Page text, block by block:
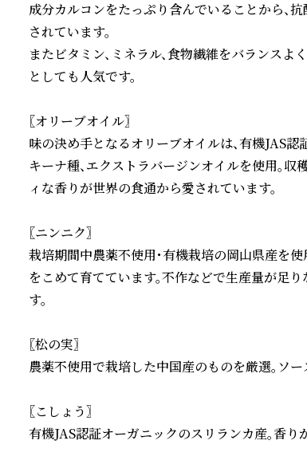
成分カルコンをたっぷり含んでいることから、
されています。
またビタミン、ミネラル、食物繊維をバランス
としても人気です。
〖オリーブオイル〗
味の決め手となるオリーブオイルは、有機JAS
キーナ種、エクストラバージンオイルを使用。
ィな香りが世界の食通から愛されています。
〖ニンニク〗
栽培期間中農薬不使用・有機栽培の岡山県産を
をこめて育てています。不作などで生産量が足
す。
〖松の実〗
農薬不使用で栽培した中国産のものを厳選。ソ
〖こしょう〗
有機JAS認証オーガニックのスリランカ産。香り